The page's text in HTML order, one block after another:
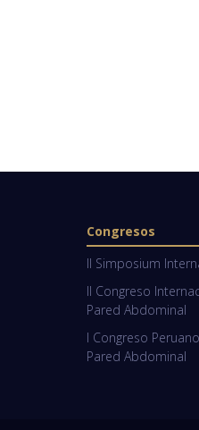
Congresos
II Simposium
II Congreso
Pared Abdominal
I Congreso
Pared Abdominal